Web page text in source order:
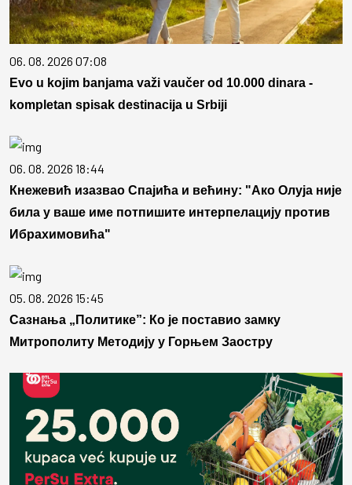
06. 08. 2026 07:08
Evo u kojim banjama važi vaučer od 10.000 dinara -
kompletan spisak destinacija u Srbiji
06. 08. 2026 18:44
Кнежевић изазвао Спајића и већину: "Ако Олуја није
била у ваше име потпишите интерпелацију против
Ибрахимовића"
05. 08. 2026 15:45
Сазнања „Политике”: Ко је поставио замку
Митрополиту Методију у Горњем Заостру